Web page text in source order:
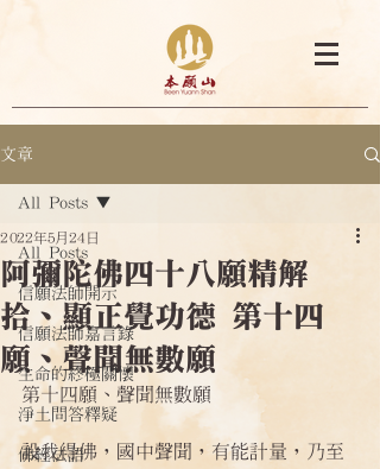
文章
All Posts
信願法師開示
信願法師嘉言錄
生命的終極關懷
淨土問答釋疑
佛經法語
All Posts
阿彌陀佛四十八願精解
拾、顯正覺功德 第十四
願、聲聞無數願
2022年5月24日
第十四願、聲聞無數願
設我得佛，國中聲聞，有能計量，乃至